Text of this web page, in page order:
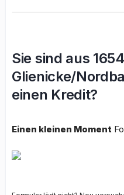
Sie sind aus
Glienicke/
einen Kredit?
Einen kleinen Moment